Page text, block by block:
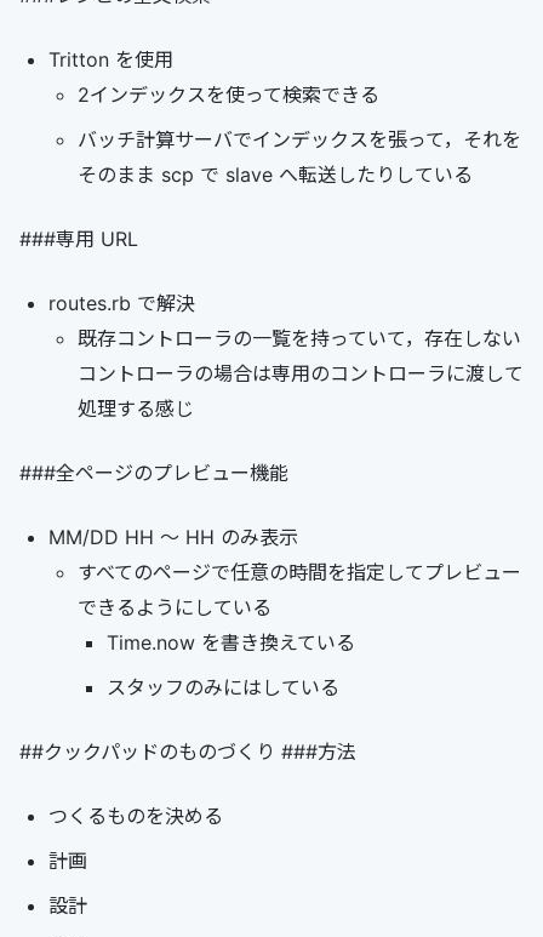
Tritton を使用
2インデックスを使って検索できる
バッチ計算サーバでインデックスを張って，それを
そのまま scp で slave へ転送したりしている
###専用 URL
routes.rb で解決
既存コントローラの一覧を持っていて，存在しない
コントローラの場合は専用のコントローラに渡して
処理する感じ
###全ページのプレビュー機能
MM/DD HH ～ HH のみ表示
すべてのページで任意の時間を指定してプレビュー
できるようにしている
Time.now を書き換えている
スタッフのみにはしている
##クックパッドのものづくり ###方法
つくるものを決める
計画
設計